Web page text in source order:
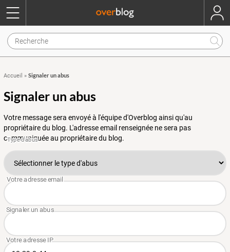
Accueil » Signaler un abus
Signaler un abus
Votre message sera envoyé à l'équipe d'Overblog ainsi qu'au
propriétaire du blog. L'adresse email renseignée ne sera pas
communiquée au propriétaire du blog.